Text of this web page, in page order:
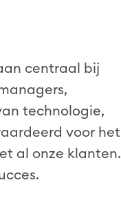
centraal bij
technologie,
voor het
al onze klanten.